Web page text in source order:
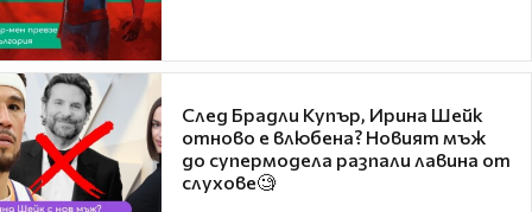
След Брадли Купър, Ирина Шейк
отново е влюбена? Новият мъж
до супермодела разпали лавина от
слухове🧐